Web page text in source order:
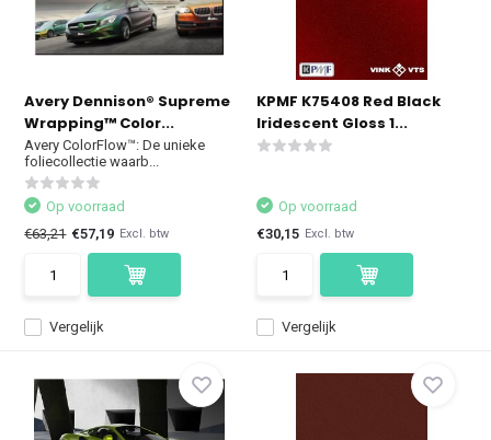
Avery Dennison® Supreme
Wrapping™ Color...
Avery ColorFlow™: De unieke
foliecollectie waarb...
Vergelijk
Op voorraad
€63,21 €57,19 Excl. btw
KPMF K75408 Red Black
Iridescent Gloss 1...
Vergelijk
Op voorraad
€30,15 Excl. btw